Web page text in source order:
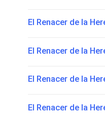
El Renacer de la
El Renacer de la
El Renacer de la
El Renacer de la